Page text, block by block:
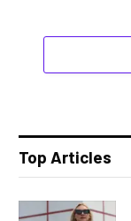
Top Articles